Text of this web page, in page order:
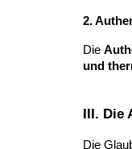
2.
Die
und
III. Die
Die